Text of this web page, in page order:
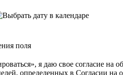
поля
я даю свое согласие
определенных в Согласии на